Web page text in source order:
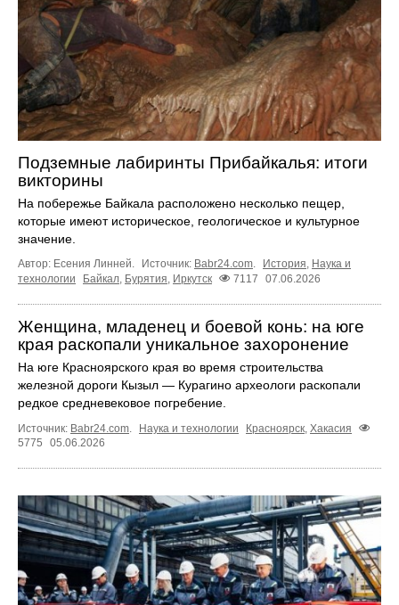
Подземные лабиринты Прибайкалья: итоги
викторины
На побережье Байкала расположено несколько пещер,
которые имеют историческое, геологическое и культурное
значение.
Автор: Есения Линней. Источник: Babr24.com История Наука и
технологии
Байкал Бурятия Иркутск 7117 07.06.2026
Женщина, младенец и боевой конь: на юге
края раскопали уникальное захоронение
На юге Красноярского края во время строительства
железной дороги Кызыл — Курагино археологи раскопали
редкое средневековое погребение.
Источник: Babr24.com Наука и технологии Красноярск Хакасия
5775
05.06.2026